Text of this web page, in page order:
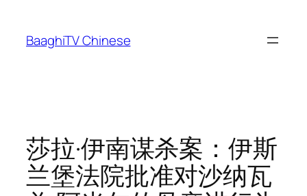
content
BaaghiTV Chinese
莎拉·伊南谋杀案：伊斯
兰堡法院批准对沙纳瓦